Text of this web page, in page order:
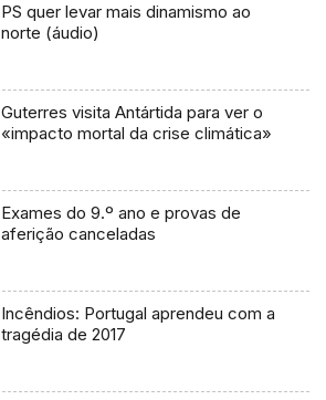
PS quer levar mais dinamismo ao
norte (áudio)
Guterres visita Antártida para ver o
«impacto mortal da crise climática»
Exames do 9.º ano e provas de
aferição canceladas
Incêndios: Portugal aprendeu com a
tragédia de 2017